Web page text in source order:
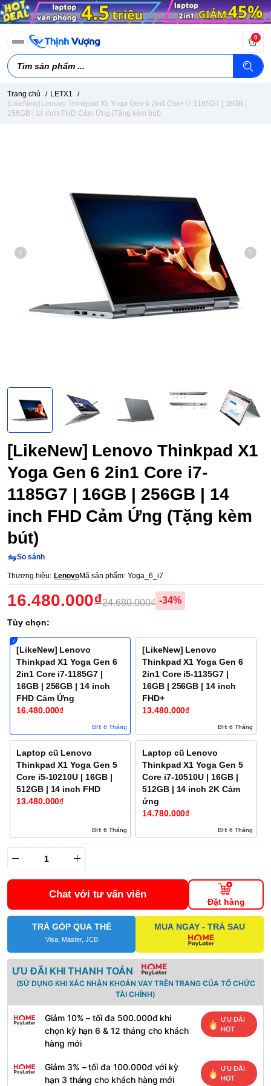
0
Trang chủ / LETX1
/
[LikeNew] Lenovo Thinkpad X1 Yoga Gen 6 2in1 Core i7-1185G7 | 16GB |
256GB | 14 inch FHD Cảm Ứng (Tặng kèm bút)
[LikeNew] Lenovo Thinkpad X1
Yoga Gen 6 2in1 Core i7-
1185G7 | 16GB | 256GB | 14
inch FHD Cảm Ứng (Tặng kèm
bút)
So sánh
Thương hiệu: LenovoMã sản phẩm: Yoga_6_i7
16.480.000₫24.680.000₫ -34%
Tùy chọn:
[LikeNew] Lenovo
Thinkpad X1 Yoga Gen 6
2in1 Core i7-1185G7 |
16GB | 256GB | 14 inch
FHD Cảm Ứng
16.480.000₫
BH: 6 Tháng
[LikeNew] Lenovo
Thinkpad X1 Yoga Gen 6
2in1 Core i5-1135G7 |
16GB | 256GB | 14 inch
FHD+
13.480.000₫
BH: 6 Tháng
Laptop cũ Lenovo
Thinkpad X1 Yoga Gen 5
Core i5-10210U | 16GB |
512GB | 14 inch FHD
13.480.000₫
BH: 6 Tháng
Laptop cũ Lenovo
Thinkpad X1 Yoga Gen 5
Core i7-10510U | 16GB |
512GB | 14 inch 2K Cảm
ứng
14.780.000₫
BH: 6 Tháng
Chat với tư vấn viên
Đặt hàng
TRẢ GÓP QUA THẺ
Visa, Master, JCB
MUA NGAY - TRẢ SAU
ƯU ĐÃI KHI THANH TOÁN
(SỬ DỤNG KHI XÁC NHẬN KHOẢN VAY TRÊN TRANG CỦA TỔ CHỨC
TÀI CHÍNH)
Giảm 10% – tối đa 500.000đ khi
chọn kỳ hạn 6 & 12 tháng cho khách
hàng mới
ƯU ĐÃI
HOT
Giảm 3% – tối đa 100.000đ với kỳ
hạn 3 tháng cho khách hàng mới
ƯU ĐÃI
HOT